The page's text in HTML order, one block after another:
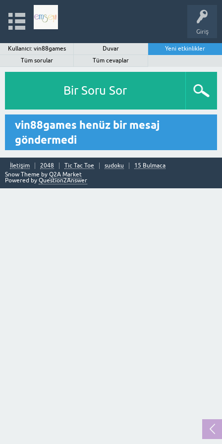
Giriş
Kullanıcı: vin88games Duvar
Yeni etkinlikler
Tüm sorular
Tüm cevaplar
Bir Soru Sor
vin88games henüz bir mesaj
göndermedi
İletişim 2048 Tic Tac Toe sudoku
15 Bulmaca
Snow Theme by Q2A Market
Powered by Question2Answer